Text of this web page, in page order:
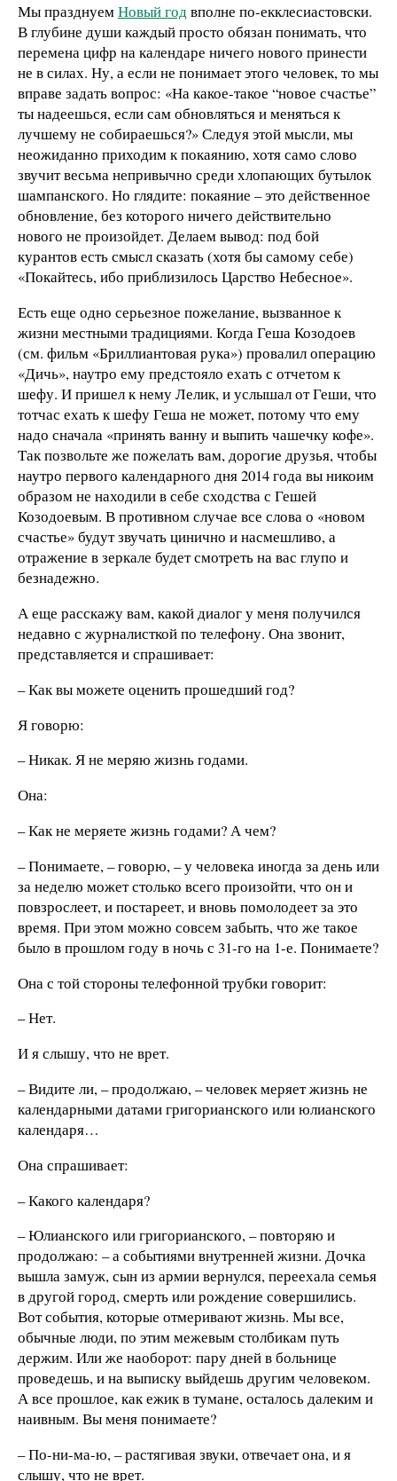
Мы празднуемНовый годвполне по-екклесиастовски.
В глубине души каждый просто обязан понимать, что
перемена цифр на календаре ничего нового принести
не в силах. Ну, а если не понимает этого человек, то мы
вправе задать вопрос: «На какое-такое “новое счастье”
ты надеешься, если сам обновляться и меняться к
лучшему не собираешься?» Следуя этой мысли, мы
неожиданно приходим к покаянию, хотя само слово
звучит весьма непривычно среди хлопающих бутылок
шампанского. Но глядите: покаяние – это действенное
обновление, без которого ничего действительно
нового не произойдет. Делаем вывод: под бой
курантов есть смысл сказать (хотя бы самому себе)
«Покайтесь, ибо приблизилось Царство Небесное».
Есть еще одно серьезное пожелание, вызванное к
жизни местными традициями. Когда Геша Козодоев
(см. фильм «Бриллиантовая рука») провалил операцию
«Дичь», наутро ему предстояло ехать с отчетом к
шефу. И пришел к нему Лелик, и услышал от Геши, что
тотчас ехать к шефу Геша не может, потому что ему
надо сначала «принять ванну и выпить чашечку кофе».
Так позвольте же пожелать вам, дорогие друзья, чтобы
наутро первого календарного дня 2014 года вы никоим
образом не находили в себе сходства с Гешей
Козодоевым. В противном случае все слова о «новом
счастье» будут звучать цинично и насмешливо, а
отражение в зеркале будет смотреть на вас глупо и
безнадежно.
А еще расскажу вам, какой диалог у меня получился
недавно с журналисткой по телефону. Она звонит,
представляется и спрашивает:
– Как вы можете оценить прошедший год?
Я говорю:
– Никак. Я не меряю жизнь годами.
Она:
– Как не меряете жизнь годами? А чем?
– Понимаете, – говорю, – у человека иногда за день или
за неделю может столько всего произойти, что он и
повзрослеет, и постареет, и вновь помолодеет за это
время. При этом можно совсем забыть, что же такое
было в прошлом году в ночь с 31-го на 1-е. Понимаете?
Она с той стороны телефонной трубки говорит:
– Нет.
И я слышу, что не врет.
– Видите ли, – продолжаю, – человек меряет жизнь не
календарными датами григорианского или юлианского
календаря…
Она спрашивает:
– Какого календаря?
– Юлианского или григорианского, – повторяю и
продолжаю: – а событиями внутренней жизни. Дочка
вышла замуж, сын из армии вернулся, переехала семья
в другой город, смерть или рождение совершились.
Вот события, которые отмеривают жизнь. Мы все,
обычные люди, по этим межевым столбикам путь
держим. Или же наоборот: пару дней в больнице
проведешь, и на выписку выйдешь другим человеком.
А все прошлое, как ежик в тумане, осталось далеким и
наивным. Вы меня понимаете?
– По-ни-ма-ю, – растягивая звуки, отвечает она, и я
слышу, что не врет.